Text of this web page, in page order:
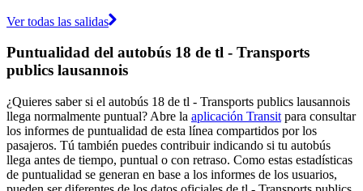
Ver todas las salidas
Puntualidad del autobús 18 de tl - Transports
publics lausannois
¿Quieres saber si el autobús 18 de tl - Transports publics lausannois
llega normalmente puntual? Abre la aplicación Transit para consultar
los informes de puntualidad de esta línea compartidos por los
pasajeros. Tú también puedes contribuir indicando si tu autobús
llega antes de tiempo, puntual o con retraso. Como estas estadísticas
de puntualidad se generan en base a los informes de los usuarios,